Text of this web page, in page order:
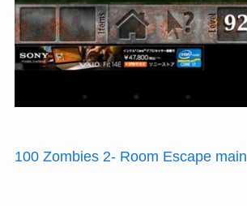
100 Zombies 2- Room Escape main